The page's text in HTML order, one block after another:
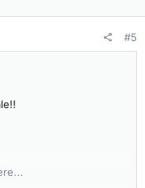
#5
solo su elegance, così